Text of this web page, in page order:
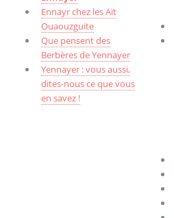
Ennayr chez les Aït
Ouaouzguite
Que pensent des
Berbères de Yennayer
Yennayer : vous aussi,
dites-nous ce que vous
en savez !